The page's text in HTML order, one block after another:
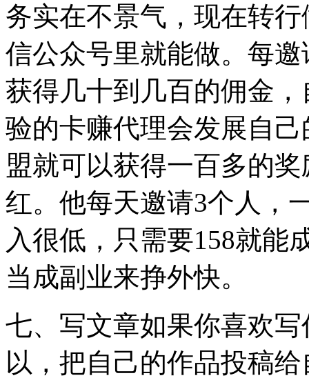
务实在不景气，现在转
信公众号里就能做。每
获得几十到几百的佣金
验的卡赚代理会发展自
盟就可以获得一百多的
红。他每天邀请3个人，
入很低，只需要158就能
当成副业来挣外快。
七、写文章如果你喜欢
以，把自己的作品投稿